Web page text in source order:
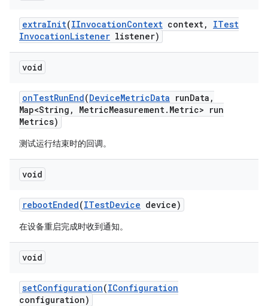
extraInit(IInvocationContext context,
ITest
InvocationListener listener)
void
onTestRunEnd(DeviceMetricData runData ,
Map<String , MetricMeasurement. Metric> run
Metrics)
测试运行结束时的回调。
void
rebootEnded(ITestDevice device)
在设备重启完成时收到通知。
void
setConfiguration(IConfiguration
configuration)